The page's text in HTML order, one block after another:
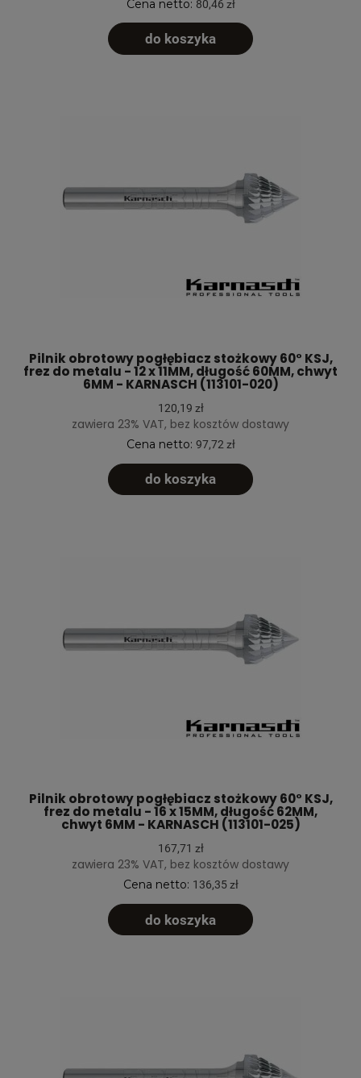
Cena netto: 80,46 zł
do koszyka
Pilnik obrotowy pogłębiacz stożkowy 60° KSJ,
frez do metalu - 12 x 11MM, długość 60MM, chwyt
6MM - KARNASCH (113101-020)
120,19 zł
zawiera 23% VAT, bez kosztów dostawy
Cena netto: 97,72 zł
do koszyka
Pilnik obrotowy pogłębiacz stożkowy 60° KSJ,
frez do metalu - 16 x 15MM, długość 62MM,
chwyt 6MM - KARNASCH (113101-025)
167,71 zł
zawiera 23% VAT, bez kosztów dostawy
Cena netto: 136,35 zł
do koszyka